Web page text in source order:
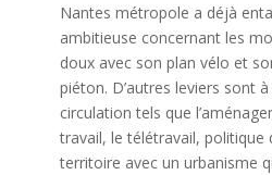
Nantes métropole a déjà
ambitieuse concernant les
doux avec son plan vélo et
piéton. D’autres leviers sont
circulation tels que
travail, le télétravail, politique
territoire avec un urbanisme